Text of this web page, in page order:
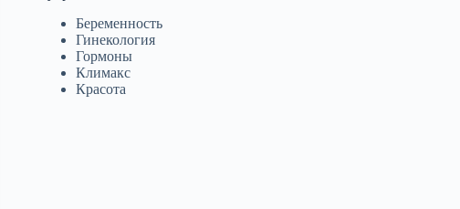
Беременность
Гинекология
Гормоны
Климакс
Красота